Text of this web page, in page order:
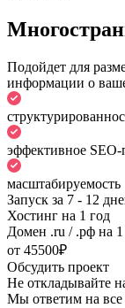
Подойдет для
информации о
эффективное
масштабируемость
Запуск за 7 - 12
Хостинг на 1 год
Домен .ru / .рф на 1
от 45500₽
Обсудить проект
Не откладывайте
Мы ответим на